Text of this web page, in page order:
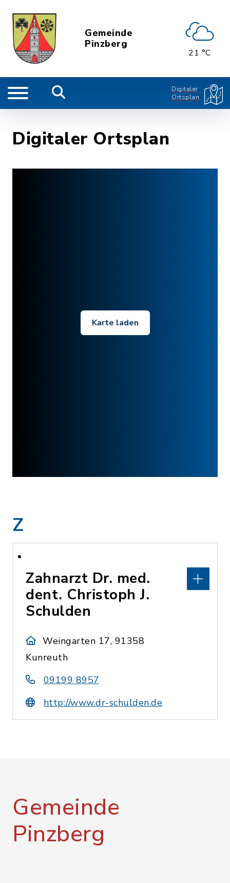
Gemeinde
Pinzberg
21 °C
Digitaler
Ortsplan
Digitaler Ortsplan
Karte laden
Z
Zahnarzt Dr. med.
dent. Christoph J.
Schulden
Weingarten 17, 91358
Kunreuth
09199 8957
http://www.dr-schulden.de
Gemeinde
Pinzberg